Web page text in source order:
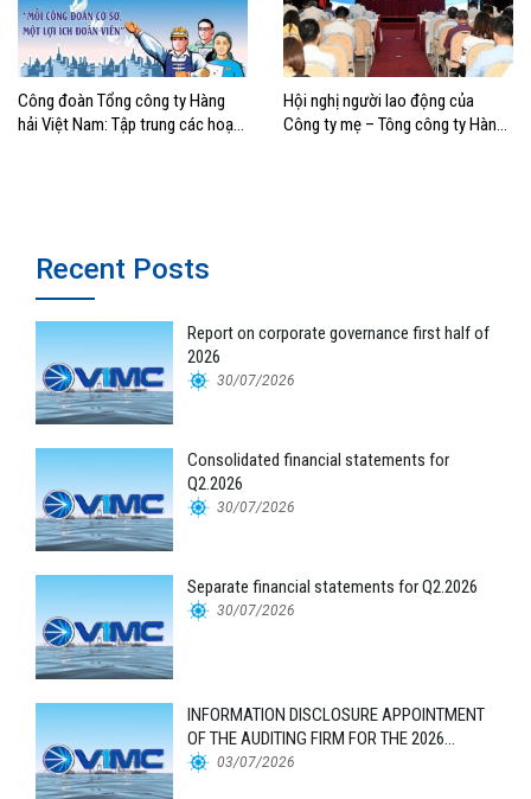
Công đoàn Tổng công ty Hàng
hải Việt Nam: Tập trung các hoạt
Hội nghị người lao động của
Công ty mẹ – Tông công ty Hàng
Recent Posts
Report on corporate governance first half of
2026
30/07/2026
Consolidated financial statements for
Q2.2026
30/07/2026
Separate financial statements for Q2.2026
30/07/2026
INFORMATION DISCLOSURE APPOINTMENT
OF THE AUDITING FIRM FOR THE 2026
FINANCIAL STATEMENTS
03/07/2026